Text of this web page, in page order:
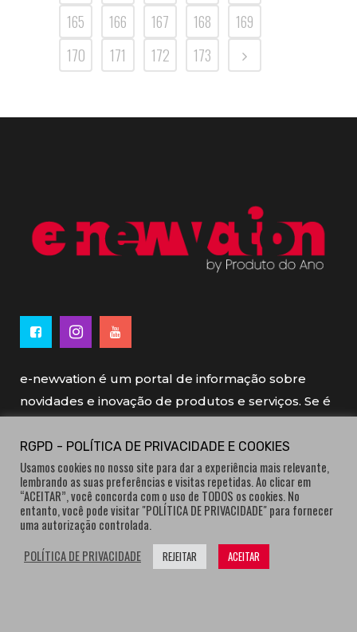
165
166 167 168
169
170
171 172 173
e-newvation é um portal de informação sobre
novidades e inovação de produtos e serviços. Se é
e-newvation tem o patrocínio do “Produto do
Ano”, o prémio de inovação atribuído por
consumidores.
RGPD - POLÍTICA DE PRIVACIDADE E COOKIES
Usamos cookies no nosso site para dar a experiência mais relevante,
lembrando as suas preferências e visitas repetidas. Ao clicar em
“ACEITAR”, você concorda com o uso de TODOS os cookies. No
entanto, você pode visitar "POLÍTICA DE PRIVACIDADE" para fornecer
uma autorização controlada.
POLÍTICA DE PRIVACIDADE
REJEITAR ACEITAR